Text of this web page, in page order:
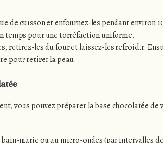
de cuisson et enfournez-les pendant environ
temps pour une torréfaction uniforme.
retirez-les du four et laissez-les refroidir.
pour retirer la peau.
vous pouvez préparer la base chocolatée de
marie ou au micro-ondes (par intervalles